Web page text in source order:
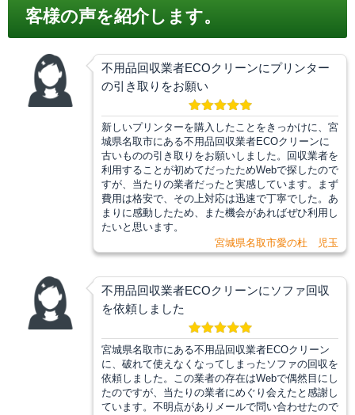
客様の声を紹介します。
不用品回収業者ECOクリーンにプリンター
の引き取りをお願い
新しいプリンターを購入したことをきっかけに、宮
城県名取市にある不用品回収業者ECOクリーンに
古いものの引き取りをお願いしました。回収業者を
利用することが初めてだったためWebで探したので
すが、当たりの業者だったと実感しています。まず
費用は格安で、その上対応は迅速で丁寧でした。あ
まりに感動したため、また機会があればぜひ利用し
たいと思います。
宮城県名取市愛の杜 児玉
不用品回収業者ECOクリーンにソファ回収
を依頼しました
宮城県名取市にある不用品回収業者ECOクリーン
に、破れて使えなくなってしまったソファの回収を
依頼しました。この業者の存在はWebで偶然目にし
たのですが、当たりの業者にめぐり会えたと感謝し
ています。不明点がありメールで問い合わせたので